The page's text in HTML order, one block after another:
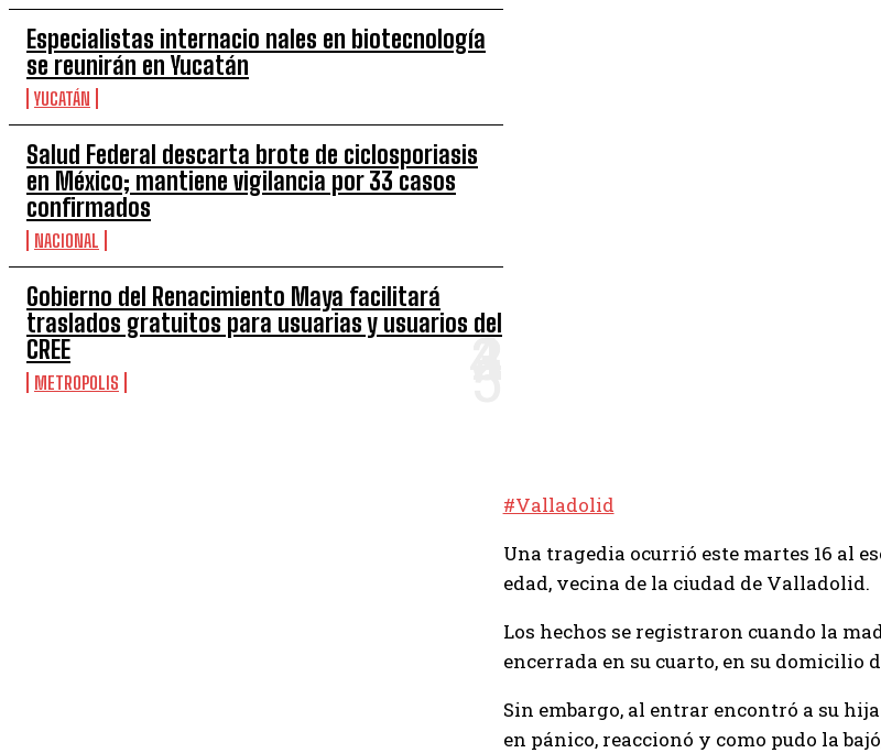
Especialistas internacio nales en biotecnología
se reunirán en Yucatán
YUCATÁN
Salud Federal descarta brote de ciclosporiasis
en México; mantiene vigilancia por 33 casos
confirmados
NACIONAL
Gobierno del Renacimiento Maya facilitará
traslados gratuitos para usuarias y usuarios del
CREE
METROPOLIS
#Valladolid
Una tragedia ocurrió este martes 16 al
edad, vecina de la ciudad de Valladolid.
Los hechos se registraron cuando la
encerrada en su cuarto, en su domicilio
Sin embargo, al entrar encontró a su
en pánico, reaccionó y como pudo la